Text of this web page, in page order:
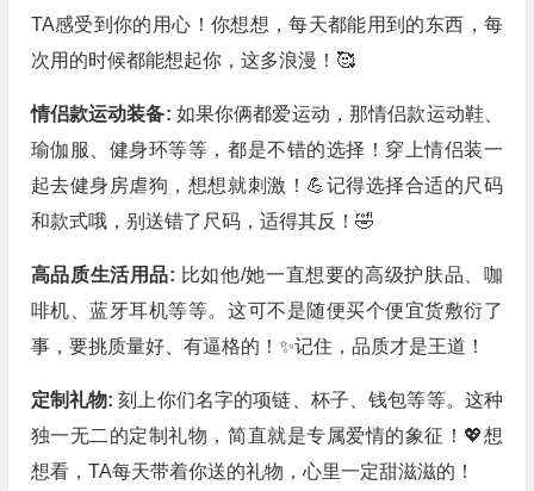
TA感受到你的用心！你想想，每天都能用到的东西，每
次用的时候都能想起你，这多浪漫！🥰
情侣款运动装备: 如果你俩都爱运动，那情侣款运动鞋、
瑜伽服、健身环等等，都是不错的选择！穿上情侣装一
起去健身房虐狗，想想就刺激！💪记得选择合适的尺码
和款式哦，别送错了尺码，适得其反！🤣
高品质生活用品: 比如他/她一直想要的高级护肤品、咖
啡机、蓝牙耳机等等。这可不是随便买个便宜货敷衍了
事，要挑质量好、有逼格的！✨记住，品质才是王道！
定制礼物:刻上你们名字的项链、杯子、钱包等等。这种
独一无二的定制礼物，简直就是专属爱情的象征！💖想
想看，TA每天带着你送的礼物，心里一定甜滋滋的！